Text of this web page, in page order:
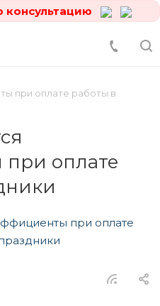
консультацию
при оплате работы в
оплате